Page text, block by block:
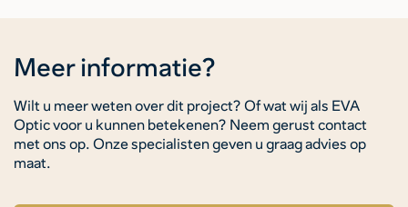
Meer informatie?
Wilt u meer weten over dit project? Of wat wij als EVA
Optic voor u kunnen betekenen? Neem gerust contact
met ons op. Onze specialisten geven u graag advies op
maat.